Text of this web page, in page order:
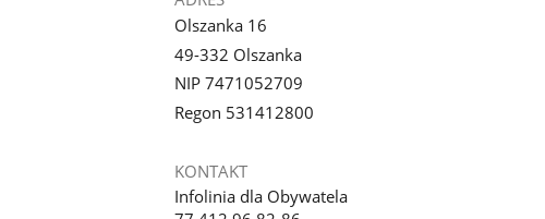
Olszanka 16
49-332 Olszanka
NIP 7471052709
Regon 531412800
KONTAKT
Infolinia dla Obywatela